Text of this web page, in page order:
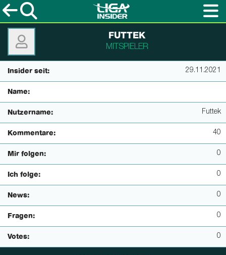
FUTTEK
MITSPIELER
Insider seit: 29.11.2021
Name:
Nutzername: Futtek
Kommentare: 40
Mir folgen: 0
Ich folge: 0
News: 0
Fragen: 0
Votes: 0